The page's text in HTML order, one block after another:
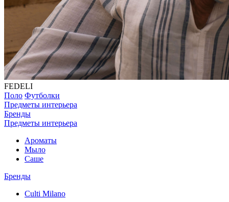
FEDELI
Поло Футболки
Предметы интерьера
Бренды
Предметы интерьера
Ароматы
Мыло
Саше
Бренды
Culti Milano